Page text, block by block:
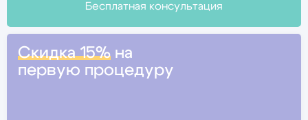
Бесплатная консультация
Скидка 15% на
первую процедуру